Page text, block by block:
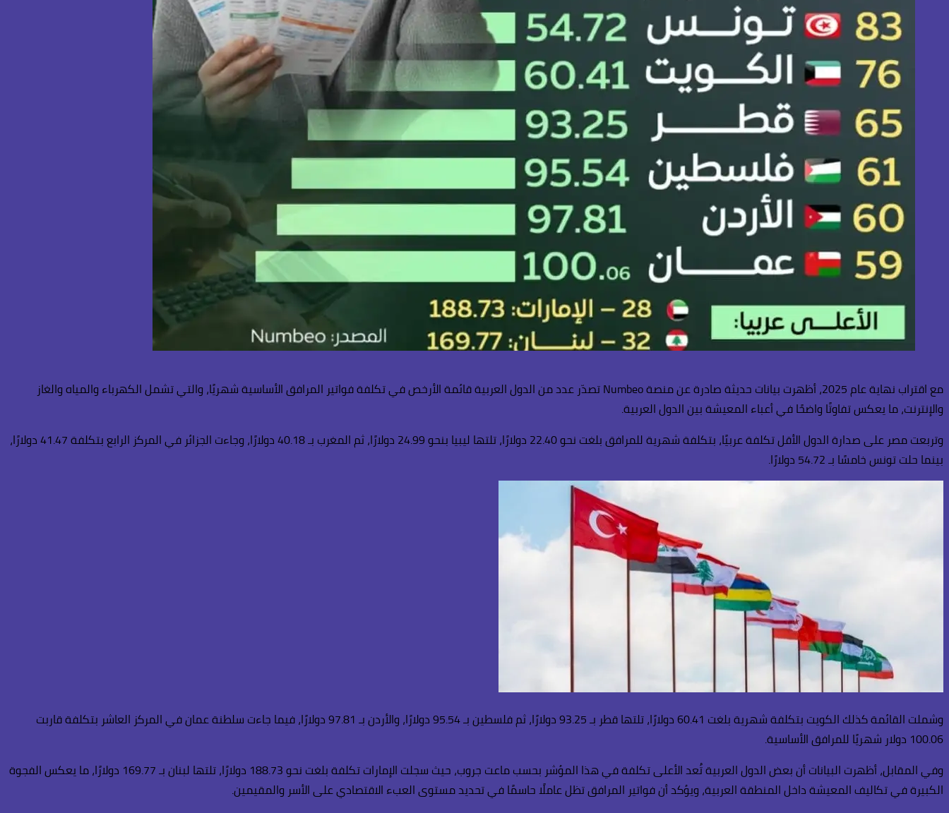
مع اقتراب نهاية عام 2025، أظهرت بيانات حديثة صادرة عن منصة Numbeo تصدّر عدد من الدول العربية قائمة الأرخص في تكلفة فواتير المرافق الأساسية شهريًا، والتي تشمل الكهرباء والمياه والغاز
والإنترنت، ما يعكس تفاوتًا واضحًا في أعباء المعيشة بين الدول العربية.
وتربعت مصر على صدارة الدول الأقل تكلفة عربيًا، بتكلفة شهرية للمرافق بلغت نحو 22.40 دولارًا، تلتها ليبيا بنحو 24.99 دولارًا، ثم المغرب بـ 40.18 دولارًا، وجاءت الجزائر في المركز الرابع بتكلفة 41.47 دولارًا،
بينما حلت تونس خامسًا بـ 54.72 دولارًا.
وشملت القائمة كذلك الكويت بتكلفة شهرية بلغت 60.41 دولارًا، تلتها قطر بـ 93.25 دولارًا، ثم فلسطين بـ 95.54 دولارًا، والأردن بـ 97.81 دولارًا، فيما جاءت سلطنة عمان في المركز العاشر بتكلفة قاربت
100.06 دولار شهريًا للمرافق الأساسية.
وفي المقابل، أظهرت البيانات أن بعض الدول العربية تُعد الأعلى تكلفة في هذا المؤشر بحسب ماعت جروب، حيث سجلت الإمارات تكلفة بلغت نحو 188.73 دولارًا، تلتها لبنان بـ 169.77 دولارًا، ما يعكس الفجوة
الكبيرة في تكاليف المعيشة داخل المنطقة العربية، ويؤكد أن فواتير المرافق تظل عاملًا حاسمًا في تحديد مستوى العبء الاقتصادي على الأسر والمقيمين.